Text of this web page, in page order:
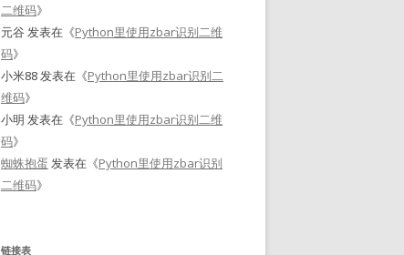
二维码》
元谷发表在《Python里使用zbar识别二维
码》
小米88发表在《Python里使用zbar识别二
维码》
小明 发表在《Python里使用zbar识别二维
码》
蜘蛛抱蛋 发表在《Python里使用zbar识别
二维码》
链接表